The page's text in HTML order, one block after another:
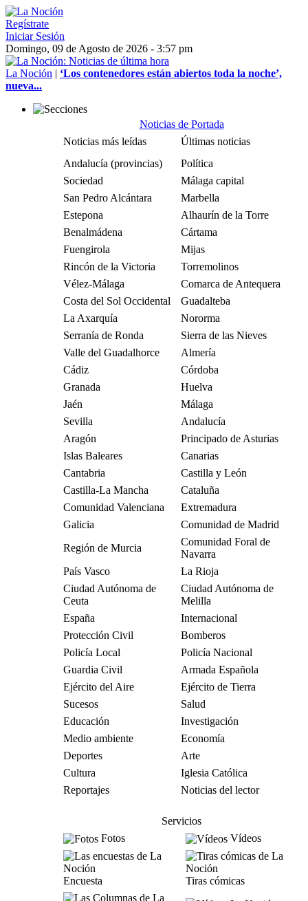
Regístrate
Iniciar Sesión
Domingo, 09 de Agosto de 2026 - 3:57 pm
La Noción | ‘Los contenedores están abiertos toda la noche’,
nueva...
Noticias de Portada
Noticias más leídas
Últimas noticias
Andalucía (provincias)
Política
Sociedad
Málaga capital
San Pedro Alcántara
Marbella
Estepona
Alhaurín de la Torre
Benalmádena
Cártama
Fuengirola
Mijas
Rincón de la Victoria
Torremolinos
Vélez-Málaga
Comarca de Antequera
Costa del Sol Occidental
Guadalteba
La Axarquía
Nororma
Serranía de Ronda
Sierra de las Nieves
Valle del Guadalhorce
Almería
Cádiz
Córdoba
Granada
Huelva
Jaén
Málaga
Sevilla
Andalucía
Aragón
Principado de Asturias
Islas Baleares
Canarias
Cantabria
Castilla y León
Castilla-La Mancha
Cataluña
Comunidad Valenciana
Extremadura
Galicia
Comunidad de Madrid
Región de Murcia
Comunidad Foral de
Navarra
País Vasco
La Rioja
Ciudad Autónoma de
Ceuta
Ciudad Autónoma de
Melilla
España
Internacional
Protección Civil
Bomberos
Policía Local
Policía Nacional
Guardia Civil
Armada Española
Ejército del Aire
Ejército de Tierra
Sucesos
Salud
Educación
Investigación
Medio ambiente
Economía
Deportes
Arte
Cultura
Iglesia Católica
Reportajes
Noticias del lector
Servicios
Fotos
Vídeos
Encuesta Tiras cómicas